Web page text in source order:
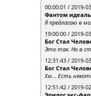
00:00:01 / 2019-
Фантом
Я предлагаю в
19:00:00 / 2019-
Бог Стал
Это так. Но в
12:31:43 / 2019-
Бог Стал
Хм... Есть
12:51:42 / 2019-